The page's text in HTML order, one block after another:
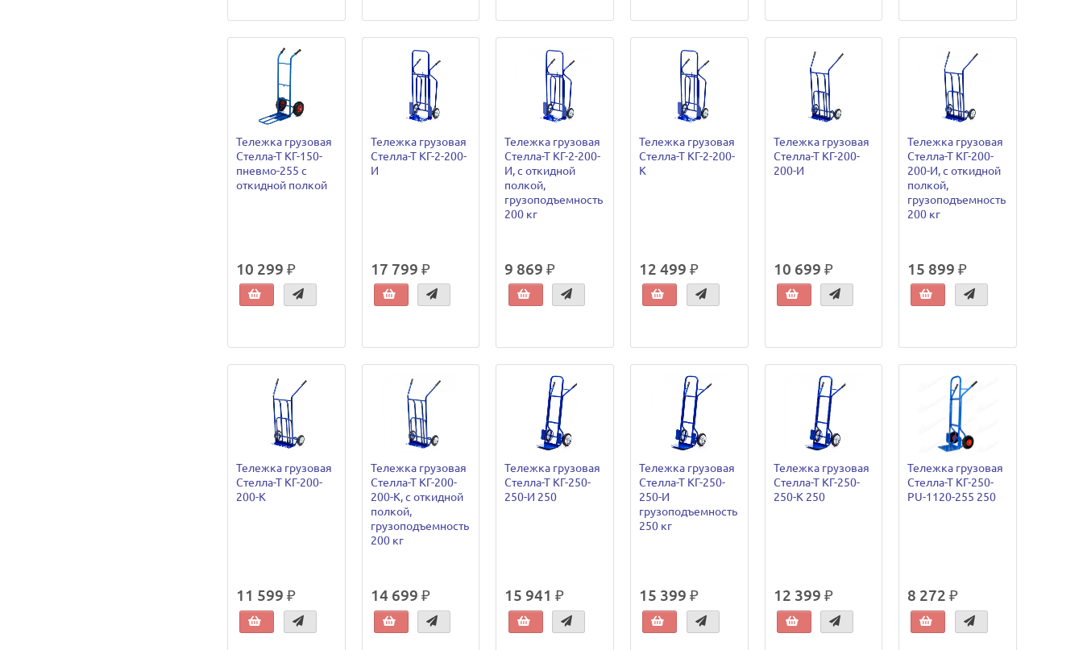
Тележка грузовая
Стелла-Т КГ-150-
пневмо-255 с
откидной полкой
10 299 ₽
Тележка грузовая
Стелла-Т КГ-2-200-
И
17 799 ₽
Тележка грузовая
Стелла-Т КГ-2-200-
И, с откидной
полкой,
грузоподъемность
200 кг
9 869 ₽
Тележка грузовая
Стелла-Т КГ-2-200-
К
12 499 ₽
Тележка грузовая
Стелла-Т КГ-200-
200-И
10 699 ₽
Тележка грузовая
Стелла-Т КГ-200-
200-И, с откидной
полкой,
грузоподъемность
200 кг
15 899 ₽
Тележка грузовая
Стелла-Т КГ-200-
200-К
11 599 ₽
Тележка грузовая
Стелла-Т КГ-200-
200-К, с откидной
полкой,
грузоподъемность
200 кг
14 699 ₽
Тележка грузовая
Стелла-Т КГ-250-
250-И 250
15 941 ₽
Тележка грузовая
Стелла-Т КГ-250-
250-И
грузоподъемность
250 кг
15 399 ₽
Тележка грузовая
Стелла-Т КГ-250-
250-К 250
12 399 ₽
Тележка грузовая
Стелла-Т КГ-250-
PU-1120-255 250
8 272 ₽